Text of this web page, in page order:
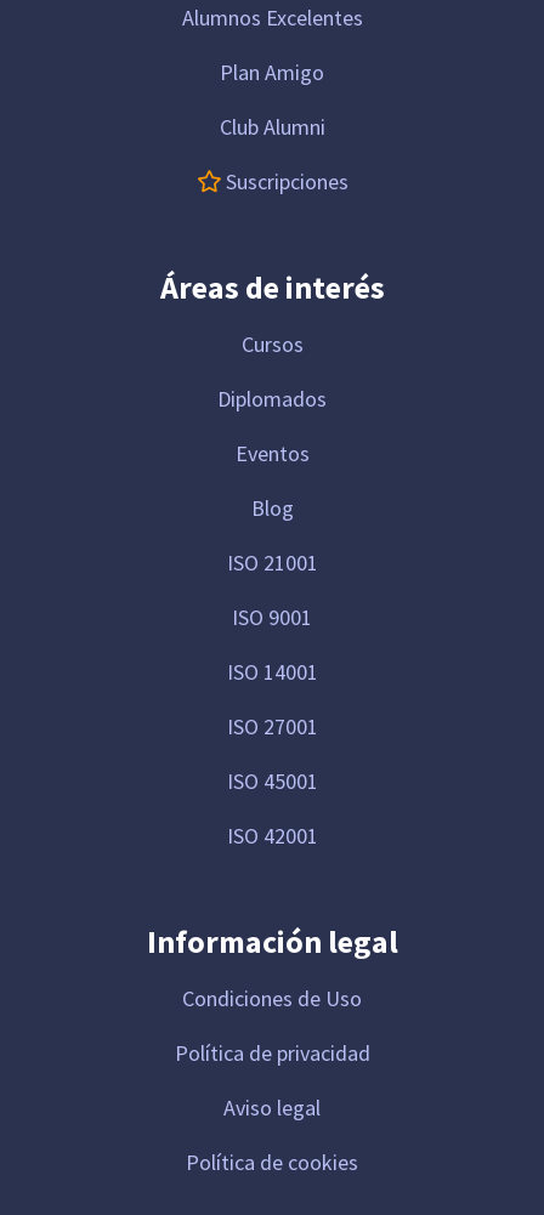
Alumnos Excelentes
Plan Amigo
Club Alumni
Suscripciones
Áreas de interés
Cursos
Diplomados
Eventos
Blog
ISO 21001
ISO 9001
ISO 14001
ISO 27001
ISO 45001
ISO 42001
Información legal
Condiciones de Uso
Política de privacidad
Aviso legal
Política de cookies